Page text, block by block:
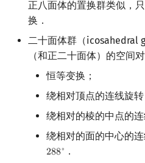
正八面体的置换群类似，
换．
二十面体群（icosahedral
（和正二十面体）的空间
恒等变换；
绕相对顶点的连线旋转
绕相对的棱的中点的
绕相对的面的中心的
288∘
288∘ ．